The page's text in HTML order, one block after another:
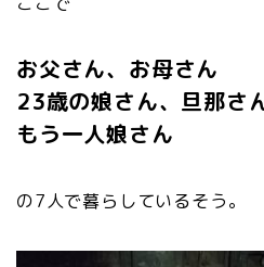
お父さん、お母さん
23歳の娘さん、旦那さ
もう一人娘さん
の7人で暮らしているそう。